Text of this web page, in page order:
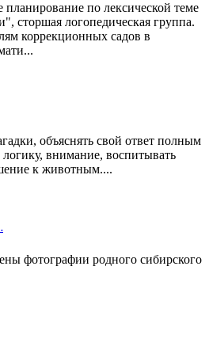
планирование по лексической теме
сторшая логопедическая группа.
коррекционных садов в
объяснять свой ответ полным
внимание, воспитывать
к животным....
фотографии родного сибирского